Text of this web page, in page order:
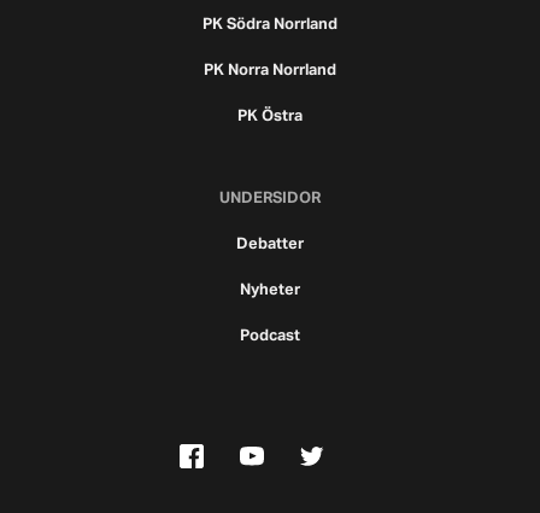
PK Södra Norrland
PK Norra Norrland
PK Östra
UNDERSIDOR
Debatter
Nyheter
Podcast